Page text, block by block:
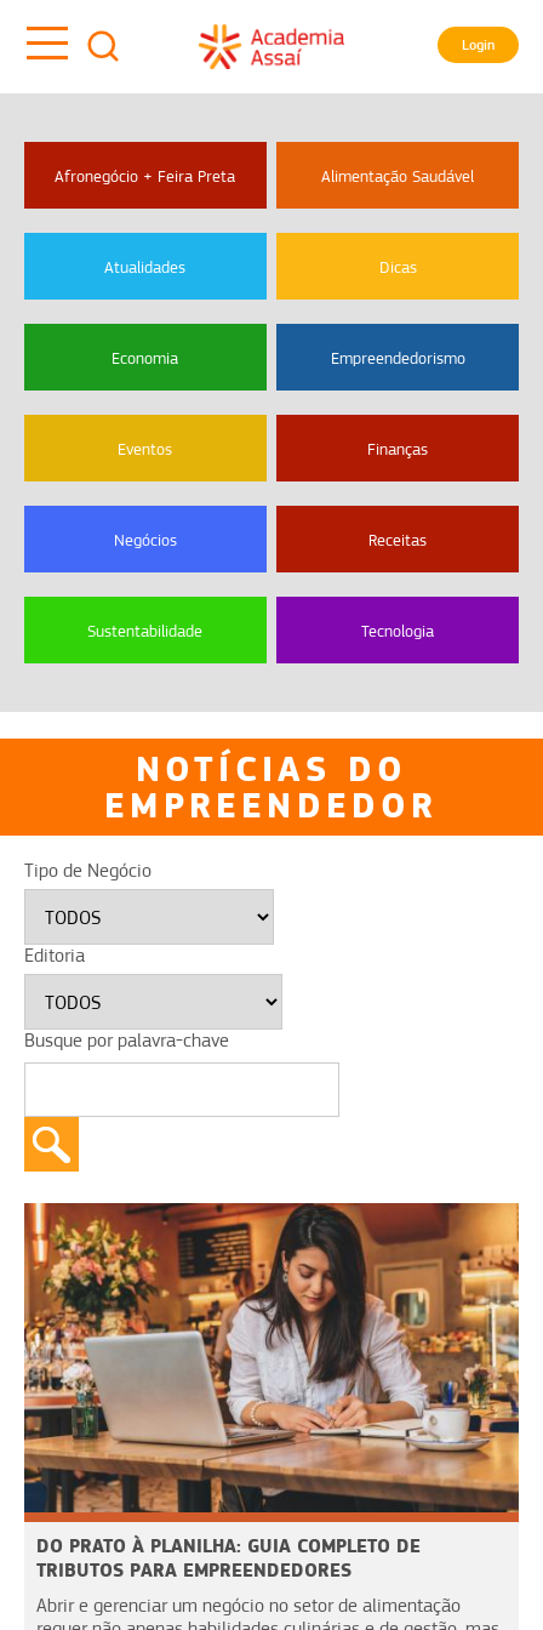
Login
Afronegócio + Feira Preta Alimentação Saudável
Atualidades Dicas
Economia Empreendedorismo
Eventos Finanças
Negócios Receitas
Sustentabilidade Tecnologia
NOTÍCIAS DO
EMPREENDEDOR
Tipo de Negócio
Editoria
Busque por palavra-chave
DO PRATO À PLANILHA: GUIA COMPLETO DE
TRIBUTOS PARA EMPREENDEDORES
Abrir e gerenciar um negócio no setor de alimentação